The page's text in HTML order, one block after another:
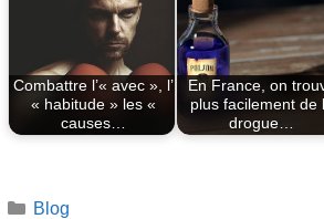
Combattre l’« avec », l’
« habitude » les «
causes…
En France, on
plus facilement de
drogue…
Catégories
Blog